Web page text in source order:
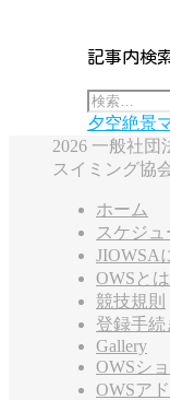
記事内検
夕空絶景
2026 一般社
スイミング協
ホーム
スケジュ
JIOWSA
OWSとは
競技規則
登録手
Gallery
OWSシ
OWSア